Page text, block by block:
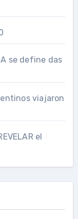
se define das
viajaron
el